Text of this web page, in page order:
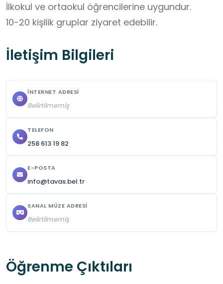
İlkokul ve ortaokul öğrencilerine uygundur.
10-20 kişilik gruplar ziyaret edebilir.
İletişim Bilgileri
İNTERNET ADRESI
Belirtilmemiş
TELEFON
258 613 19 82
E-POSTA
info@tavas.bel.tr
SANAL MÜZE ADRESI
Belirtilmemiş
Öğrenme Çıktıları